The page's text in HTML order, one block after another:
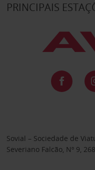
PRINCIPAIS
Sovial – Sociedade de
Severiano Falcão, Nº 9,